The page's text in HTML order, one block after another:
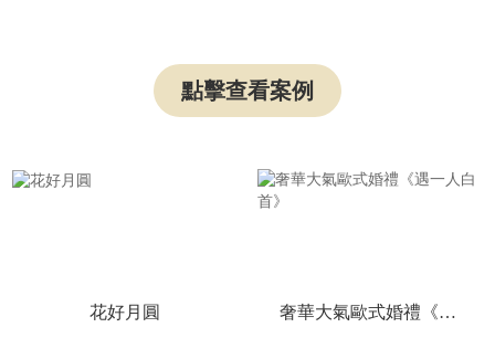
點擊查看案例
花好月圓 奢華大氣歐式婚禮《遇一人白首》